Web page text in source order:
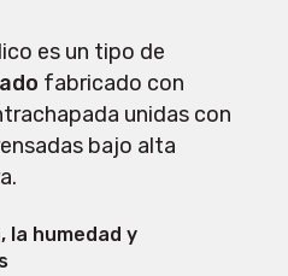
es un tipo de
fabricado con
unidas con
bajo alta
la humedad y